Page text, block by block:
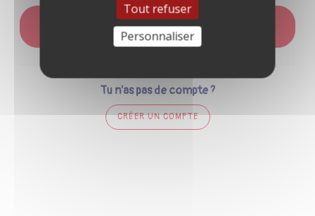
CONNEXION
Tu n'as pas de compte ?
CRÉER UN COMPTE
Tout refuser
Personnaliser